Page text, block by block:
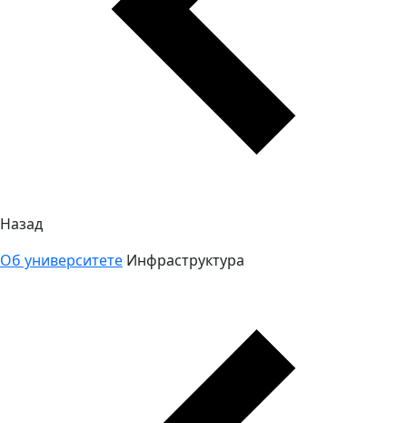
Назад
Об университете Инфраструктура